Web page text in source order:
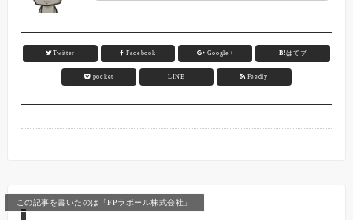
Twitter Facebook Google+ B!はてブ
pocket LINE Feedly
この記事を書いたのは「FPラポール株式会社」